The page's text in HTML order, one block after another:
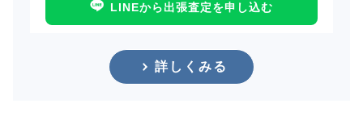
LINEから出張査定を申し込む
詳しくみる